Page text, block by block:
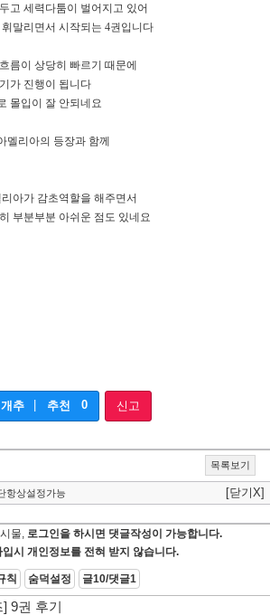
고 세력다툼이 벌어지고 있어
말리면서 시작되는 4권입니다
름이 상당히 빠르기 때문에
가 진행이 됩니다
몰입이 잘 안되네요
멜리아의 등장과 함께
아가 감초역할을 해주면서
부분부분 아쉬운 점도 있네요
개추 | 추천 0 신고
목록보기
항상설정가능 [닫기X]
물,
로그인을 하시면 댓글작성이 가능합니다.
입시 개인정보를 전혀 받지 않습니다.
칙 숨덕설정 글10/댓글1
9권 후기